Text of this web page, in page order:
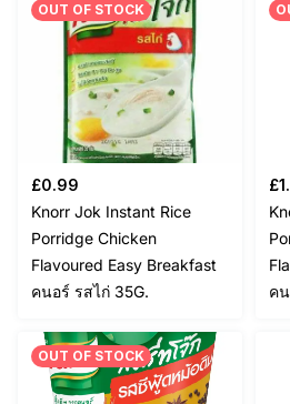
OUT OF STOCK
£0.99
Knorr Jok Instant Rice
Porridge Chicken
Flavoured Easy Breakfast
คนอร์ รสไก่ 35G.
£
ค
OUT OF STOCK